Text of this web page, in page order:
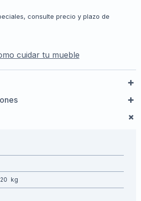
consulte precio y plazo de
cuidar tu mueble